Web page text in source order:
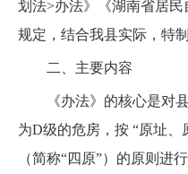
划法>办法》《湖南省居
规定，结合我县实际，特
二、主要内容
《办法》的核心是对
为D级的危房，按 “原址
（简称“四原”）的原则进